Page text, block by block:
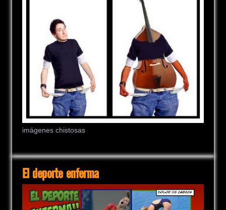
imágenes chistosas
El deporte enferma